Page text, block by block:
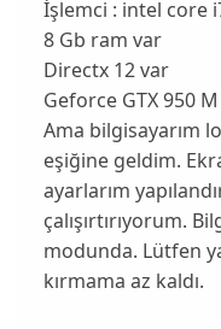
İşlemci : intel core
8 Gb ram var
Directx 12 var
Geforce GTX 950
Ama bilgisayarım
eşiğine geldim.
ayarlarım
çalışırtırıyorum.
modunda. Lütfen
kırmama az kaldı.